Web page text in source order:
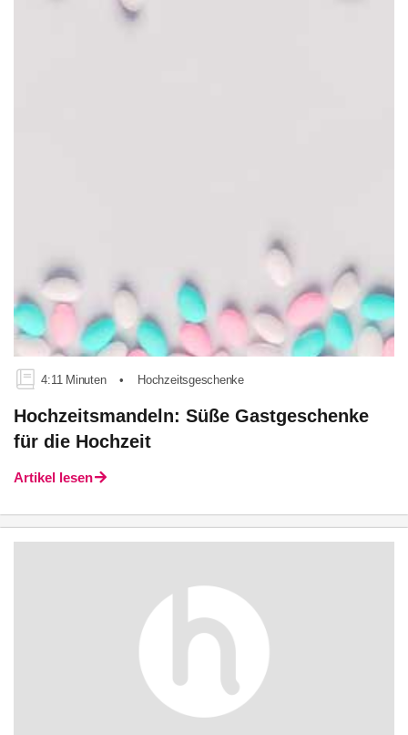
4:11 Minuten • Hochzeitsgeschenke
Hochzeitsmandeln: Süße Gastgeschenke
für die Hochzeit
Artikel lesen